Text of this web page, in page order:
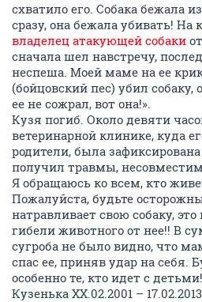
схватило его. Собака бежала
сразу, она бежала убивать!
владелец атакующей собаки
сначала шел навстречу,
неспеша. Моей маме на ее
(бойцовский пес) убил собаку,
ее не сожрал, вот она!».
Кузя погиб. Около девяти
ветеринарной клинике, куда
родители, была
получил травмы,
Я обращаюсь ко всем, кто
Пожалуйста, будьте
натравливает свою собаку,
гибели животного от нее!! В
сугроба не было видно, что
спас ее, приняв удар на себя.
особенно те, кто идет с
Кузенька ХХ.02.2001 – 17.02.2013